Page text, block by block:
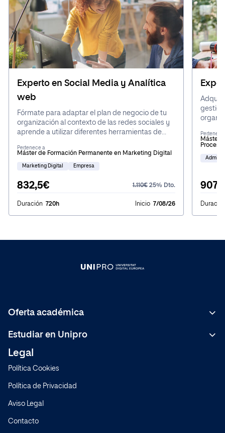
Experto en Social Media y Analítica
web
Fórmate para adaptar el plan de negocio de tu
organización al contexto de las redes sociales y
aprende a utilizar diferentes herramientas de
empresarial y de social media.
Pertenece a
Máster de Formación Permanente en Marketing Digital
Marketing Digital Empresa
832,5€ 1.110€25% Dto.
Duración 720h Inicio 7/08/26
Pertenece
Máster
Oferta académica
Bachelor
C.F de Grado Superior
Másteres Formación Permanente
Expertos
Cursos
Estudiar en Unipro
Metodología
Sistema de Calidad
Normativa
Preguntas frecuentes
Modelo educativo
Legal
Política Cookies
Política de Privacidad
Aviso Legal
Contacto